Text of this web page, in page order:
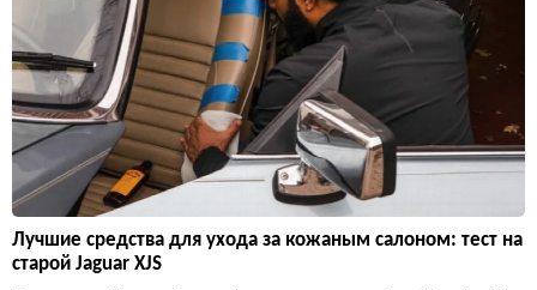
Лучшие средства для ухода за кожаным салоном: тест на
старой Jaguar XJS